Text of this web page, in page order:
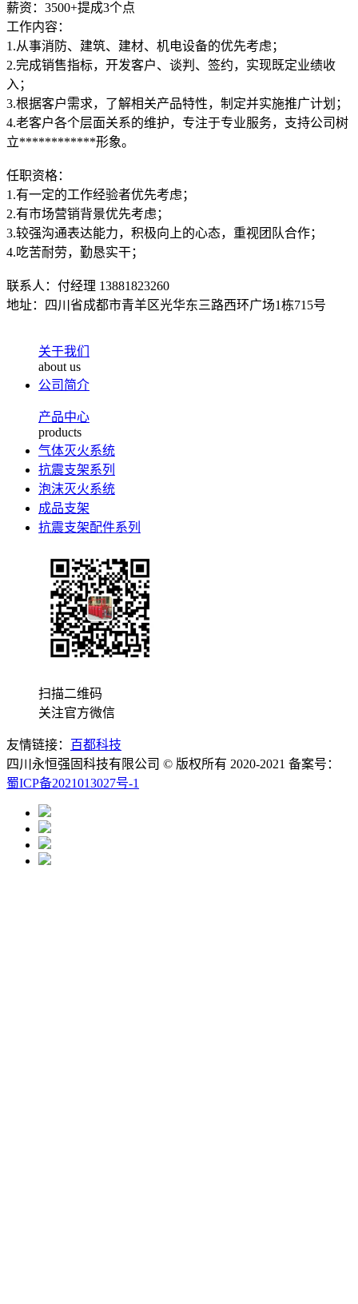
薪资：3500+提成3个点
工作内容：
1.从事消防、建筑、建材、机电设备的优先考虑；
2.完成销售指标，开发客户、谈判、签约，实现既定业绩收
入；
3.根据客户需求，了解相关产品特性，制定并实施推广计划；
4.老客户各个层面关系的维护，专注于专业服务，支持公司树
立************形象。
任职资格：
1.有一定的工作经验者优先考虑；
2.有市场营销背景优先考虑；
3.较强沟通表达能力，积极向上的心态，重视团队合作；
4.吃苦耐劳，勤恳实干；
联系人：付经理 13881823260
地址：四川省成都市青羊区光华东三路西环广场1栋715号
关于我们
about us
公司简介
产品中心
products
气体灭火系统
抗震支架系列
泡沫灭火系统
成品支架
抗震支架配件系列
扫描二维码
关注官方微信
友情链接： 百都科技
四川永恒强固科技有限公司 © 版权所有 2020-2021 备案号：
蜀ICP备2021013027号-1